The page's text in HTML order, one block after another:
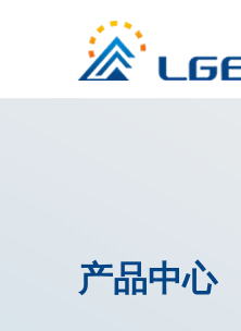
产品中心